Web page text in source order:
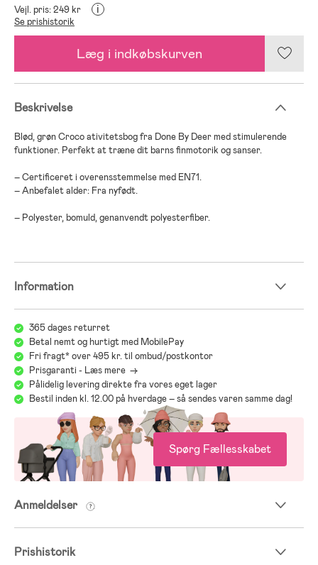
Vejl. pris: 249 kr i
Se prishistorik
Læg i indkøbskurven
Beskrivelse
Blød, grøn Croco ativitetsbog fra Done By Deer med stimulerende
funktioner. Perfekt at træne dit barns finmotorik og sanser.
– Certificeret i overensstemmelse med EN71.
– Anbefalet alder: Fra nyfødt.
– Polyester, bomuld, genanvendt polyesterfiber.
Information
365 dages returret
Betal nemt og hurtigt med MobilePay
Fri fragt* over 495 kr. til ombud/postkontor
Prisgaranti - Læs mere ->
Pålidelig levering direkte fra vores eget lager
Bestil inden kl. 12.00 på hverdage – så sendes varen samme dag!
Spørg Fællesskabet
Anmeldelser
Prishistorik